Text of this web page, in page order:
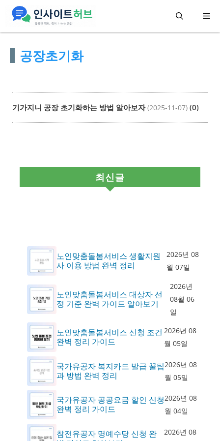
메
공장초기화
기가지니 공장 초기화하는 방법 알아보자 (2025-11-07) (0)
최신글
노인맞춤돌봄서비스 생활지원
사 이용 방법 완벽 정리
2026년 08
월 07일
노인맞춤돌봄서비스 대상자 선
정 기준 완벽 가이드 알아보기
2026년
08월 06
일
노인맞춤돌봄서비스 신청 조건
완벽 정리 가이드
2026년 08
월 05일
국가유공자 복지카드 발급 꿀팁
과 방법 완벽 정리
2026년 08
월 05일
국가유공자 공공요금 할인 신청
완벽 정리 가이드
2026년 08
월 04일
참전유공자 명예수당 신청 완
2026년 08